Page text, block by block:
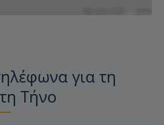
για τη
Τήνο